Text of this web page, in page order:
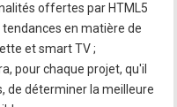
offertes par HTML5
en matière de
et smart TV ;
pour chaque projet, qu'il
de déterminer la meilleure